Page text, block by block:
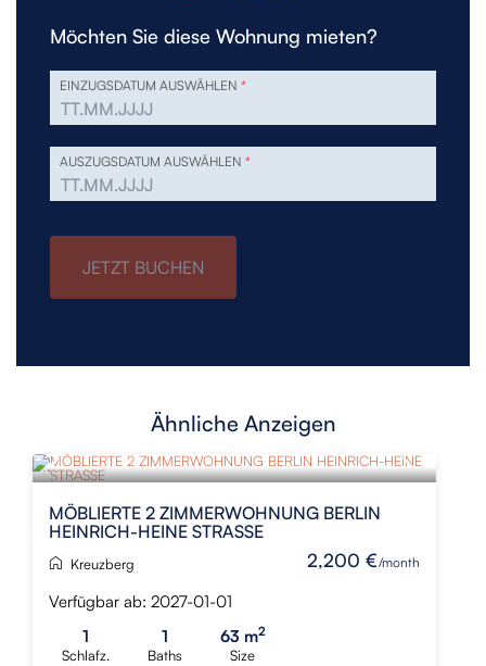
Möchten Sie diese Wohnung mieten?
EINZUGSDATUM AUSWÄHLEN*
AUSZUGSDATUM AUSWÄHLEN*
JETZT BUCHEN
Ähnliche Anzeigen
2,200 €/month
MÖBLIERTE 2 ZIMMERWOHNUNG BERLIN
HEINRICH-HEINE STRASSE
Kreuzberg
Verfügbar ab: 2027-01-01
1
Schlafz.
1
Baths
63 m2
Size